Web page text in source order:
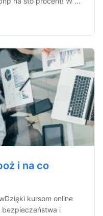
i na co
kursom online
bezpieczeństwa i